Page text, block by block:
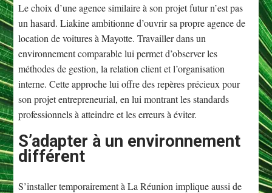
Le choix d’une agence similaire à son projet futur n’est pas
un hasard. Liakine ambitionne d’ouvrir sa propre agence de
location de voitures à Mayotte. Travailler dans un
environnement comparable lui permet d’observer les
méthodes de gestion, la relation client et l’organisation
interne. Cette approche lui offre des repères précieux pour
son projet entrepreneurial, en lui montrant les standards
professionnels à atteindre et les erreurs à éviter.
S’adapter à un environnement
différent
S’installer temporairement à La Réunion implique aussi de